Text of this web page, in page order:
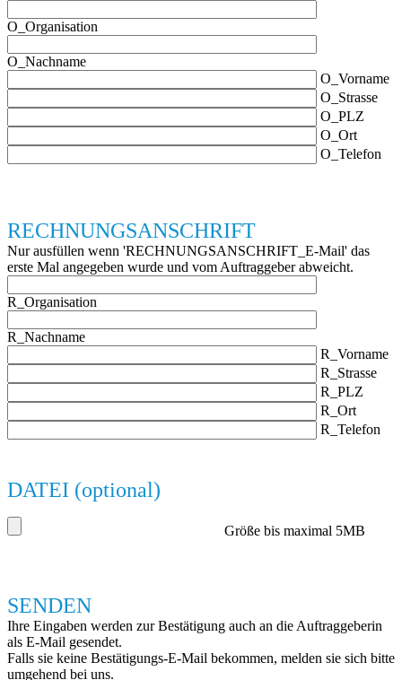
O_Organisation
O_Nachname
O_Vorname
O_Strasse
O_PLZ
O_Ort
O_Telefon
RECHNUNGSANSCHRIFT
Nur ausfüllen wenn 'RECHNUNGSANSCHRIFT_E-Mail' das
erste Mal angegeben wurde und vom Auftraggeber abweicht.
R_Organisation
R_Nachname
R_Vorname
R_Strasse
R_PLZ
R_Ort
R_Telefon
DATEI (optional)
Größe bis maximal 5MB
SENDEN
Ihre Eingaben werden zur Bestätigung auch an die Auftraggeberin
als E-Mail gesendet.
Falls sie keine Bestätigungs-E-Mail bekommen, melden sie sich bitte
umgehend bei uns.